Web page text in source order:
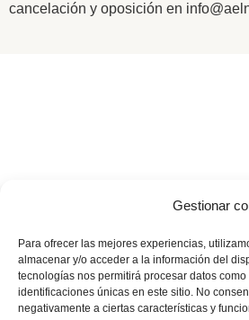
Gestionar
Para ofrecer las mejores experiencias,
almacenar y/o acceder a la información del
tecnologías nos permitirá procesar datos
identificaciones únicas en este sitio. No
negativamente a ciertas características y
cancelación y oposición en